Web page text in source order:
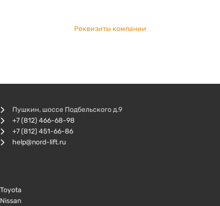
Реквизиты компании
Пушкин, шоссе Подбельского д.9
+7 (812) 466-68-98
+7 (812) 451-66-86
help@nord-lift.ru
Toyota
Nissan